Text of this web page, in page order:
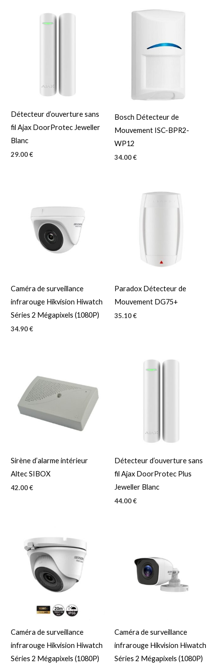
Détecteur d’ouverture sans
fil Ajax DoorProtec Jeweller
Blanc
29.00€
Bosch Détecteur de
Mouvement ISC-BPR2-
WP12
34.00€
Caméra de surveillance
infrarouge Hikvision Hiwatch
Séries 2 Mégapixels (1080P)
34.90€
Paradox Détecteur de
Mouvement DG75+
35.10€
Sirène d’alarme intérieur
Altec SIBOX
42.00€
Détecteur d’ouverture sans
fil Ajax DoorProtec Plus
Jeweller Blanc
44.00€
Caméra de surveillance
infrarouge Hikvision Hiwatch
Séries 2 Mégapixels (1080P)
Caméra de surveillance
infrarouge Hikvision Hiwatch
Séries 2 Mégapixels (1080P)